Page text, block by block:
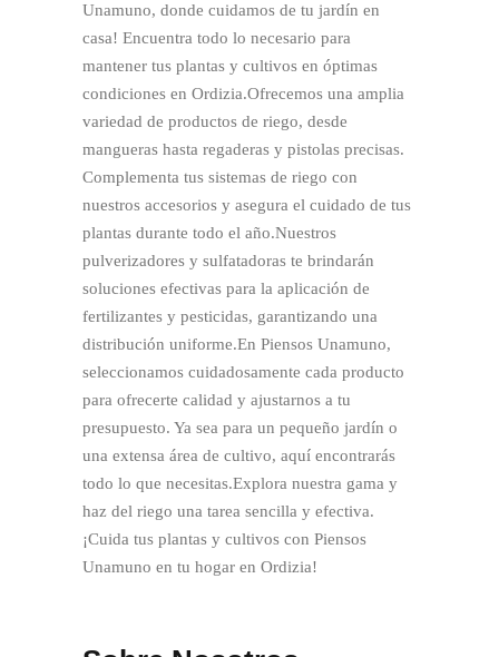
Unamuno, donde cuidamos de tu jardín en
casa! Encuentra todo lo necesario para
mantener tus plantas y cultivos en óptimas
condiciones en Ordizia.Ofrecemos una amplia
variedad de productos de riego, desde
mangueras hasta regaderas y pistolas precisas.
Complementa tus sistemas de riego con
nuestros accesorios y asegura el cuidado de tus
plantas durante todo el año.Nuestros
pulverizadores y sulfatadoras te brindarán
soluciones efectivas para la aplicación de
fertilizantes y pesticidas, garantizando una
distribución uniforme.En Piensos Unamuno,
seleccionamos cuidadosamente cada producto
para ofrecerte calidad y ajustarnos a tu
presupuesto. Ya sea para un pequeño jardín o
una extensa área de cultivo, aquí encontrarás
todo lo que necesitas.Explora nuestra gama y
haz del riego una tarea sencilla y efectiva.
¡Cuida tus plantas y cultivos con Piensos
Unamuno en tu hogar en Ordizia!